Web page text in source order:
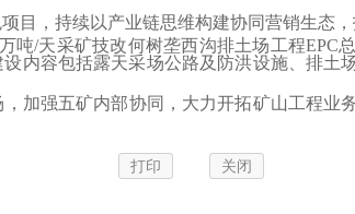
，持续以产业链思维构建协同营销生态，
/天采矿技改何树垄西沟排土场工程EPC
内容包括露天采场公路及防洪设施、排土
强五矿内部协同，大力开拓矿山工程业
打印 关闭